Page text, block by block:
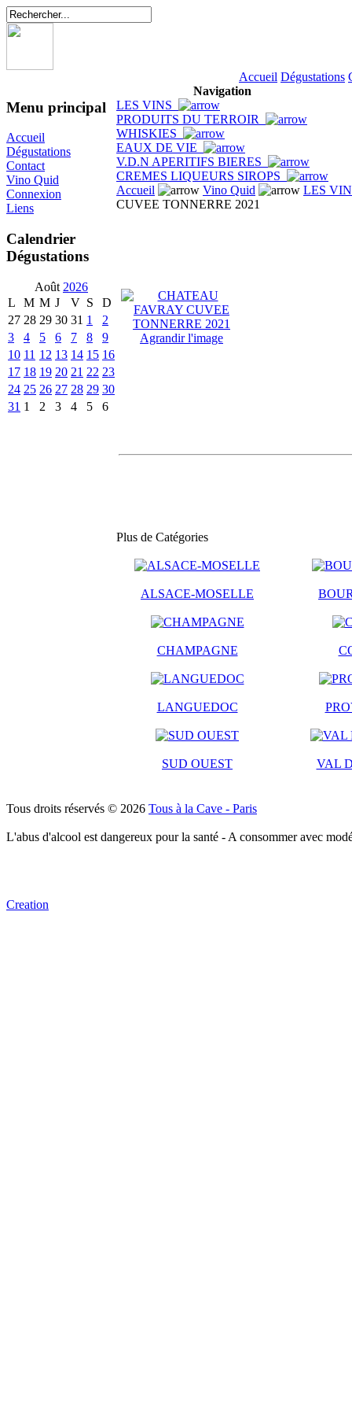
Accueil Dégustations
Menu principal
Accueil
Dégustations
Contact
Vino Quid
Connexion
Liens
Calendrier
Dégustations
Août 2026
L
M M J V S
D
27 28 29 30 31 1
2
3
4 5 6 7 8
9
10 11 12 13 14 15 16
17 18 19 20 21 22 23
24 25 26 27 28 29 30
31 1 2 3 4 5 6
Navigation
LES VINS
PRODUITS DU TERROIR
WHISKIES
EAUX DE VIE
V.D.N APERITIFS BIERES
CREMES LIQUEURS SIROPS
Accueil
Vino Quid
LES
CUVEE TONNERRE 2021
Agrandir l'image
Plus de Catégories
ALSACE-MOSELLE
CHAMPAGNE
LANGUEDOC
SUD OUEST VAL
Tous droits réservés © 2026 Tous à la Cave - Paris
L'abus d'alcool est dangereux pour la santé - A consommer avec
Creation